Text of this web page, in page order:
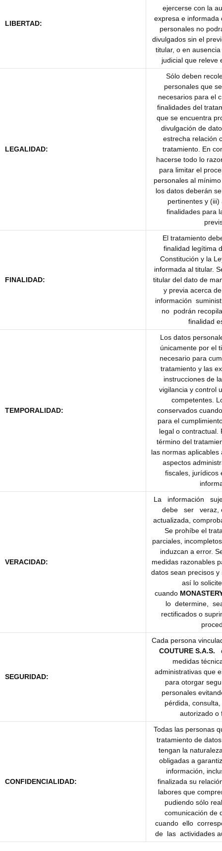
LIBERTAD:
ejercerse con la
expresa e informada
personales no
divulgados sin el
titular, o en
judicial que releve
LEGALIDAD:
Sólo deben
personales que
necesarios para el
finalidades del
que se encuentra
divulgación de
estrecha relación
tratamiento. En
hacerse todo lo
para limitar el
personales al
los datos deberán
pertinentes y (iii)
finalidades para
FINALIDAD:
El tratamiento
finalidad legítima
Constitución y la
informada al titular.
titular del dato de
y previa acerca
información
no podrán
finalidad
TEMPORALIDAD:
Los datos
únicamente por el
necesario para
tratamiento y las
instrucciones de
vigilancia y control
competentes.
conservados
para el
legal o contractual.
término del
las normas
aspectos
fiscales, jurídicos
VERACIDAD:
La información
debe ser veraz,
actualizada,
Se prohíbe el
parciales,
induzcan a error.
medidas razonables
datos sean precisos
así lo
cuando
lo determine,
rectificados o
SEGURIDAD:
Cada persona
COUTURE S.A.S.
medidas
administrativas que
para otorgar
personales
pérdida,
autorizado o
CONFIDENCIALIDAD:
Todas las personas
tratamiento de
tengan la
obligadas a
información,
finalizada su
labores que
pudiendo sólo
comunicación de
cuando ello
de las actividades